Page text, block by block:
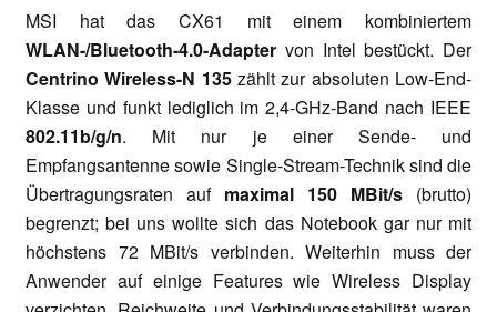
MSI hat das CX61 mit einem kombiniertem
WLAN-/Bluetooth-4.0-Adapter von Intel bestückt. Der
Centrino Wireless-N 135zählt zur absoluten Low-End-
Klasse und funkt lediglich im 2,4-GHz-Band nach IEEE
802.11b/g/n. Mit nur je einer Sende- und
Empfangsantenne sowie Single-Stream-Technik sind die
Übertragungsraten auf maximal 150 MBit/s (brutto)
begrenzt; bei uns wollte sich das Notebook gar nur mit
höchstens 72 MBit/s verbinden. Weiterhin muss der
Anwender auf einige Features wie Wireless Display